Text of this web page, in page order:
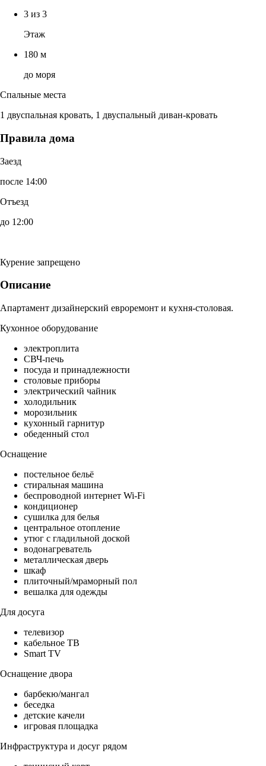
3 из 3
Этаж
180 м
до моря
Спальные места
1 двуспальная кровать, 1 двуспальный диван-кровать
Правила дома
Заезд
после 14:00
Отъезд
до 12:00
Курение запрещено
Описание
Апартамент дизайнерский евроремонт и кухня-столовая.
Кухонное оборудование
электроплита
СВЧ-печь
посуда и принадлежности
столовые приборы
электрический чайник
холодильник
морозильник
кухонный гарнитур
обеденный стол
Оснащение
постельное бельё
стиральная машина
беспроводной интернет Wi-Fi
кондиционер
сушилка для белья
центральное отопление
утюг с гладильной доской
водонагреватель
металлическая дверь
шкаф
плиточный/мраморный пол
вешалка для одежды
Для досуга
телевизор
кабельное ТВ
Smart TV
Оснащение двора
барбекю/мангал
беседка
детские качели
игровая площадка
Инфраструктура и досуг рядом